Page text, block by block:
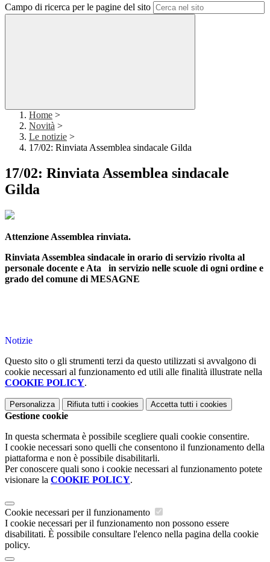
Campo di ricerca per le pagine del sito
Home >
Novità >
Le notizie >
17/02: Rinviata Assemblea sindacale Gilda
17/02: Rinviata Assemblea sindacale
Gilda
Attenzione Assemblea rinviata.
Rinviata Assemblea sindacale in orario di servizio rivolta al
personale docente e Ata in servizio nelle scuole di ogni ordine e
grado del comune di MESAGNE
Notizie
Questo sito o gli strumenti terzi da questo utilizzati si avvalgono di
cookie necessari al funzionamento ed utili alle finalità illustrate nella
COOKIE POLICY.
Personalizza Rifiuta tutti i cookies Accetta tutti i cookies
Gestione cookie
In questa schermata è possibile scegliere quali cookie consentire.
I cookie necessari sono quelli che consentono il funzionamento della
piattaforma e non è possibile disabilitarli.
Per conoscere quali sono i cookie necessari al funzionamento potete
visionare la COOKIE POLICY.
Cookie necessari per il funzionamento
I cookie necessari per il funzionamento non possono essere
disabilitati. È possibile consultare l'elenco nella pagina della cookie
policy.